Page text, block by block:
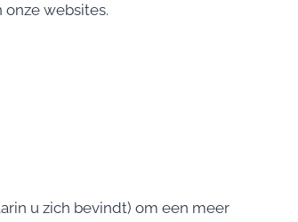
websites.
u zich bevindt) om een meer